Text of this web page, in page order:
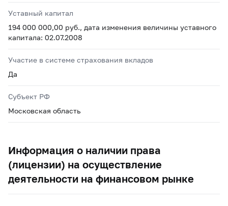
Уставный капитал
194 000 000,00 руб., дата изменения величины уставного
капитала: 02.07.2008
Участие в системе страхования вкладов
Да
Субъект РФ
Московская область
Информация о наличии права
(лицензии) на осуществление
деятельности на финансовом рынке